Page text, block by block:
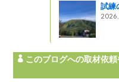
試練
このブログへの取材依